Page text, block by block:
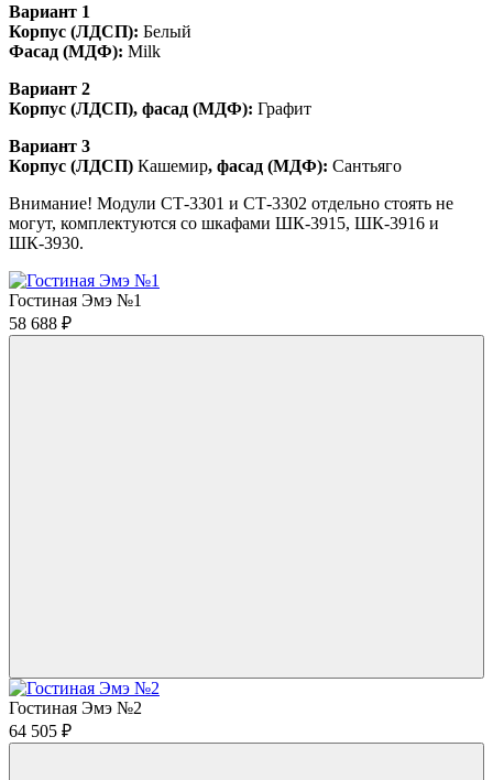
Вариант 1
Корпус (ЛДСП): Белый
Фасад (МДФ): Milk
Вариант 2
Корпус (ЛДСП), фасад (МДФ): Графит
Вариант 3
Корпус (ЛДСП) Кашемир, фасад (МДФ): Сантьяго
Внимание! Модули СТ-3301 и СТ-3302 отдельно стоять не
могут, комплектуются со шкафами ШК-3915, ШК-3916 и
ШК-3930.
Гостиная Эмэ №1
58 688 ₽
Гостиная Эмэ №2
64 505 ₽